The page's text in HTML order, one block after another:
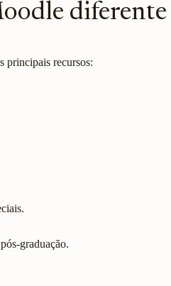
diferente
principais recursos:
graduação.